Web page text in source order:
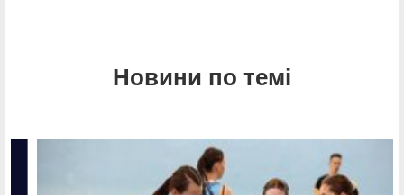
Новини по темі